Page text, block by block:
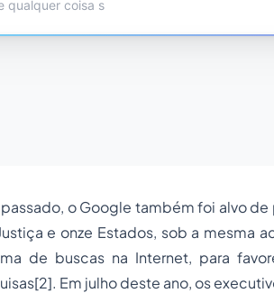
o Google também foi alvo
e onze Estados, sob a mesma
de buscas na Internet, para
Em julho deste ano, os